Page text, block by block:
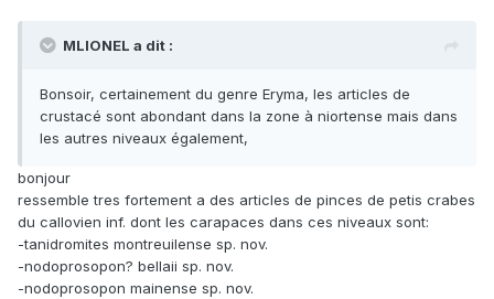
MLIONEL a dit :
Bonsoir, certainement du genre Eryma, les articles de
crustacé sont abondant dans la zone à niortense mais dans
les autres niveaux également,
bonjour
ressemble tres fortement a des articles de pinces de petis crabes
du callovien inf. dont les carapaces dans ces niveaux sont:
-tanidromites montreuilense sp. nov.
-nodoprosopon? bellaii sp. nov.
-nodoprosopon mainense sp. nov.